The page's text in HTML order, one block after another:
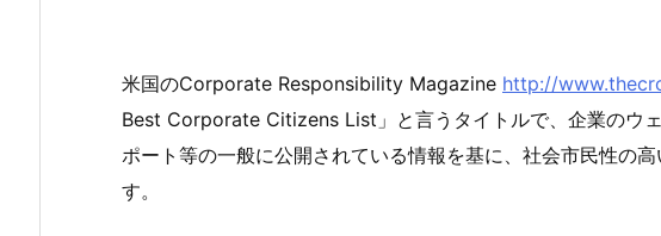
米国のCorporate Responsibility Magazine http://
Best Corporate Citizens List」と言うタイトルで、企業のウ
ポート等の一般に公開されている情報を基に、社会市民性の
す。